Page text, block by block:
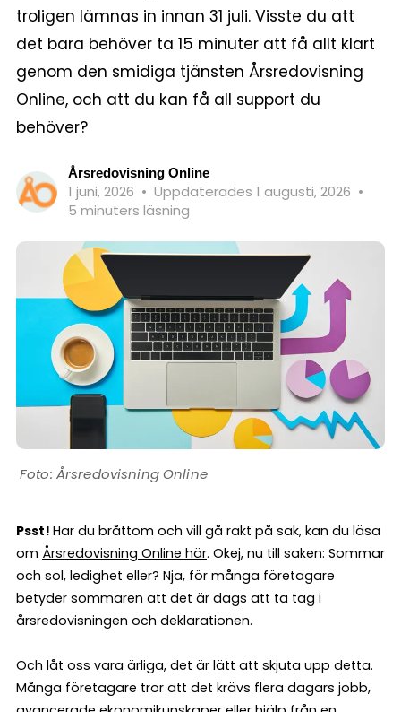
troligen lämnas in innan 31 juli. Visste du att
det bara behöver ta 15 minuter att få allt klart
genom den smidiga tjänsten Årsredovisning
Online, och att du kan få all support du
behöver?
Årsredovisning Online
1 juni, 2026 • Uppdaterades 1 augusti, 2026 •
5 minuters läsning
Årsredovisning Online
Psst! Har du bråttom och vill gå rakt på sak, kan du läsa
om Årsredovisning Online här. Okej, nu till saken: Sommar
och sol, ledighet eller? Nja, för många företagare
betyder sommaren att det är dags att ta tag i
årsredovisningen och deklarationen.
Och låt oss vara ärliga, det är lätt att skjuta upp detta.
Många företagare tror att det krävs flera dagars jobb,